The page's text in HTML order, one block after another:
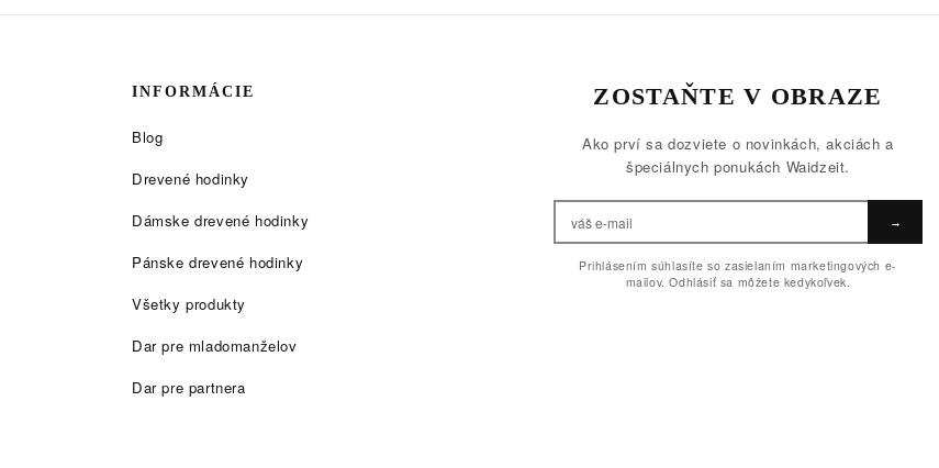
INFORMÁCIE
Blog
Drevené hodinky
Dámske drevené hodinky
Pánske drevené hodinky
Všetky produkty
Dar pre mladomanželov
Dar pre partnera
ZOSTAŇTE V OBRAZE
Ako prví sa dozviete o novinkách, akciách a
špeciálnych ponukách Waidzeit.
→
Prihlásením súhlasíte so zasielaním marketingových e-
mailov. Odhlásiť sa môžete kedykoľvek.